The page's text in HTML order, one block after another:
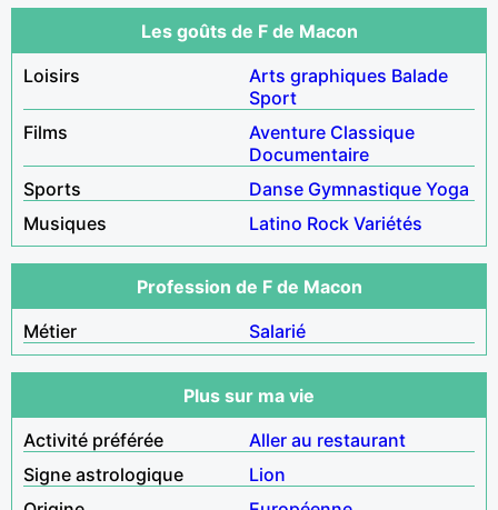
Les goûts de F de Macon
Loisirs
Arts graphiques Balade
Sport
Films
Aventure Classique
Documentaire
Sports
Danse Gymnastique Yoga
Musiques
Latino Rock Variétés
Profession de F de Macon
Métier
Salarié
Plus sur ma vie
Activité préférée
Aller au restaurant
Signe astrologique
Lion